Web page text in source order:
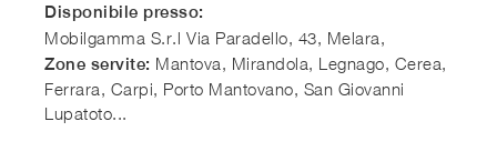
Disponibile presso:
Mobilgamma S.r.l Via Paradello, 43, Melara,
Zone servite: Mantova, Mirandola, Legnago, Cerea,
Ferrara, Carpi, Porto Mantovano, San Giovanni
Lupatoto...